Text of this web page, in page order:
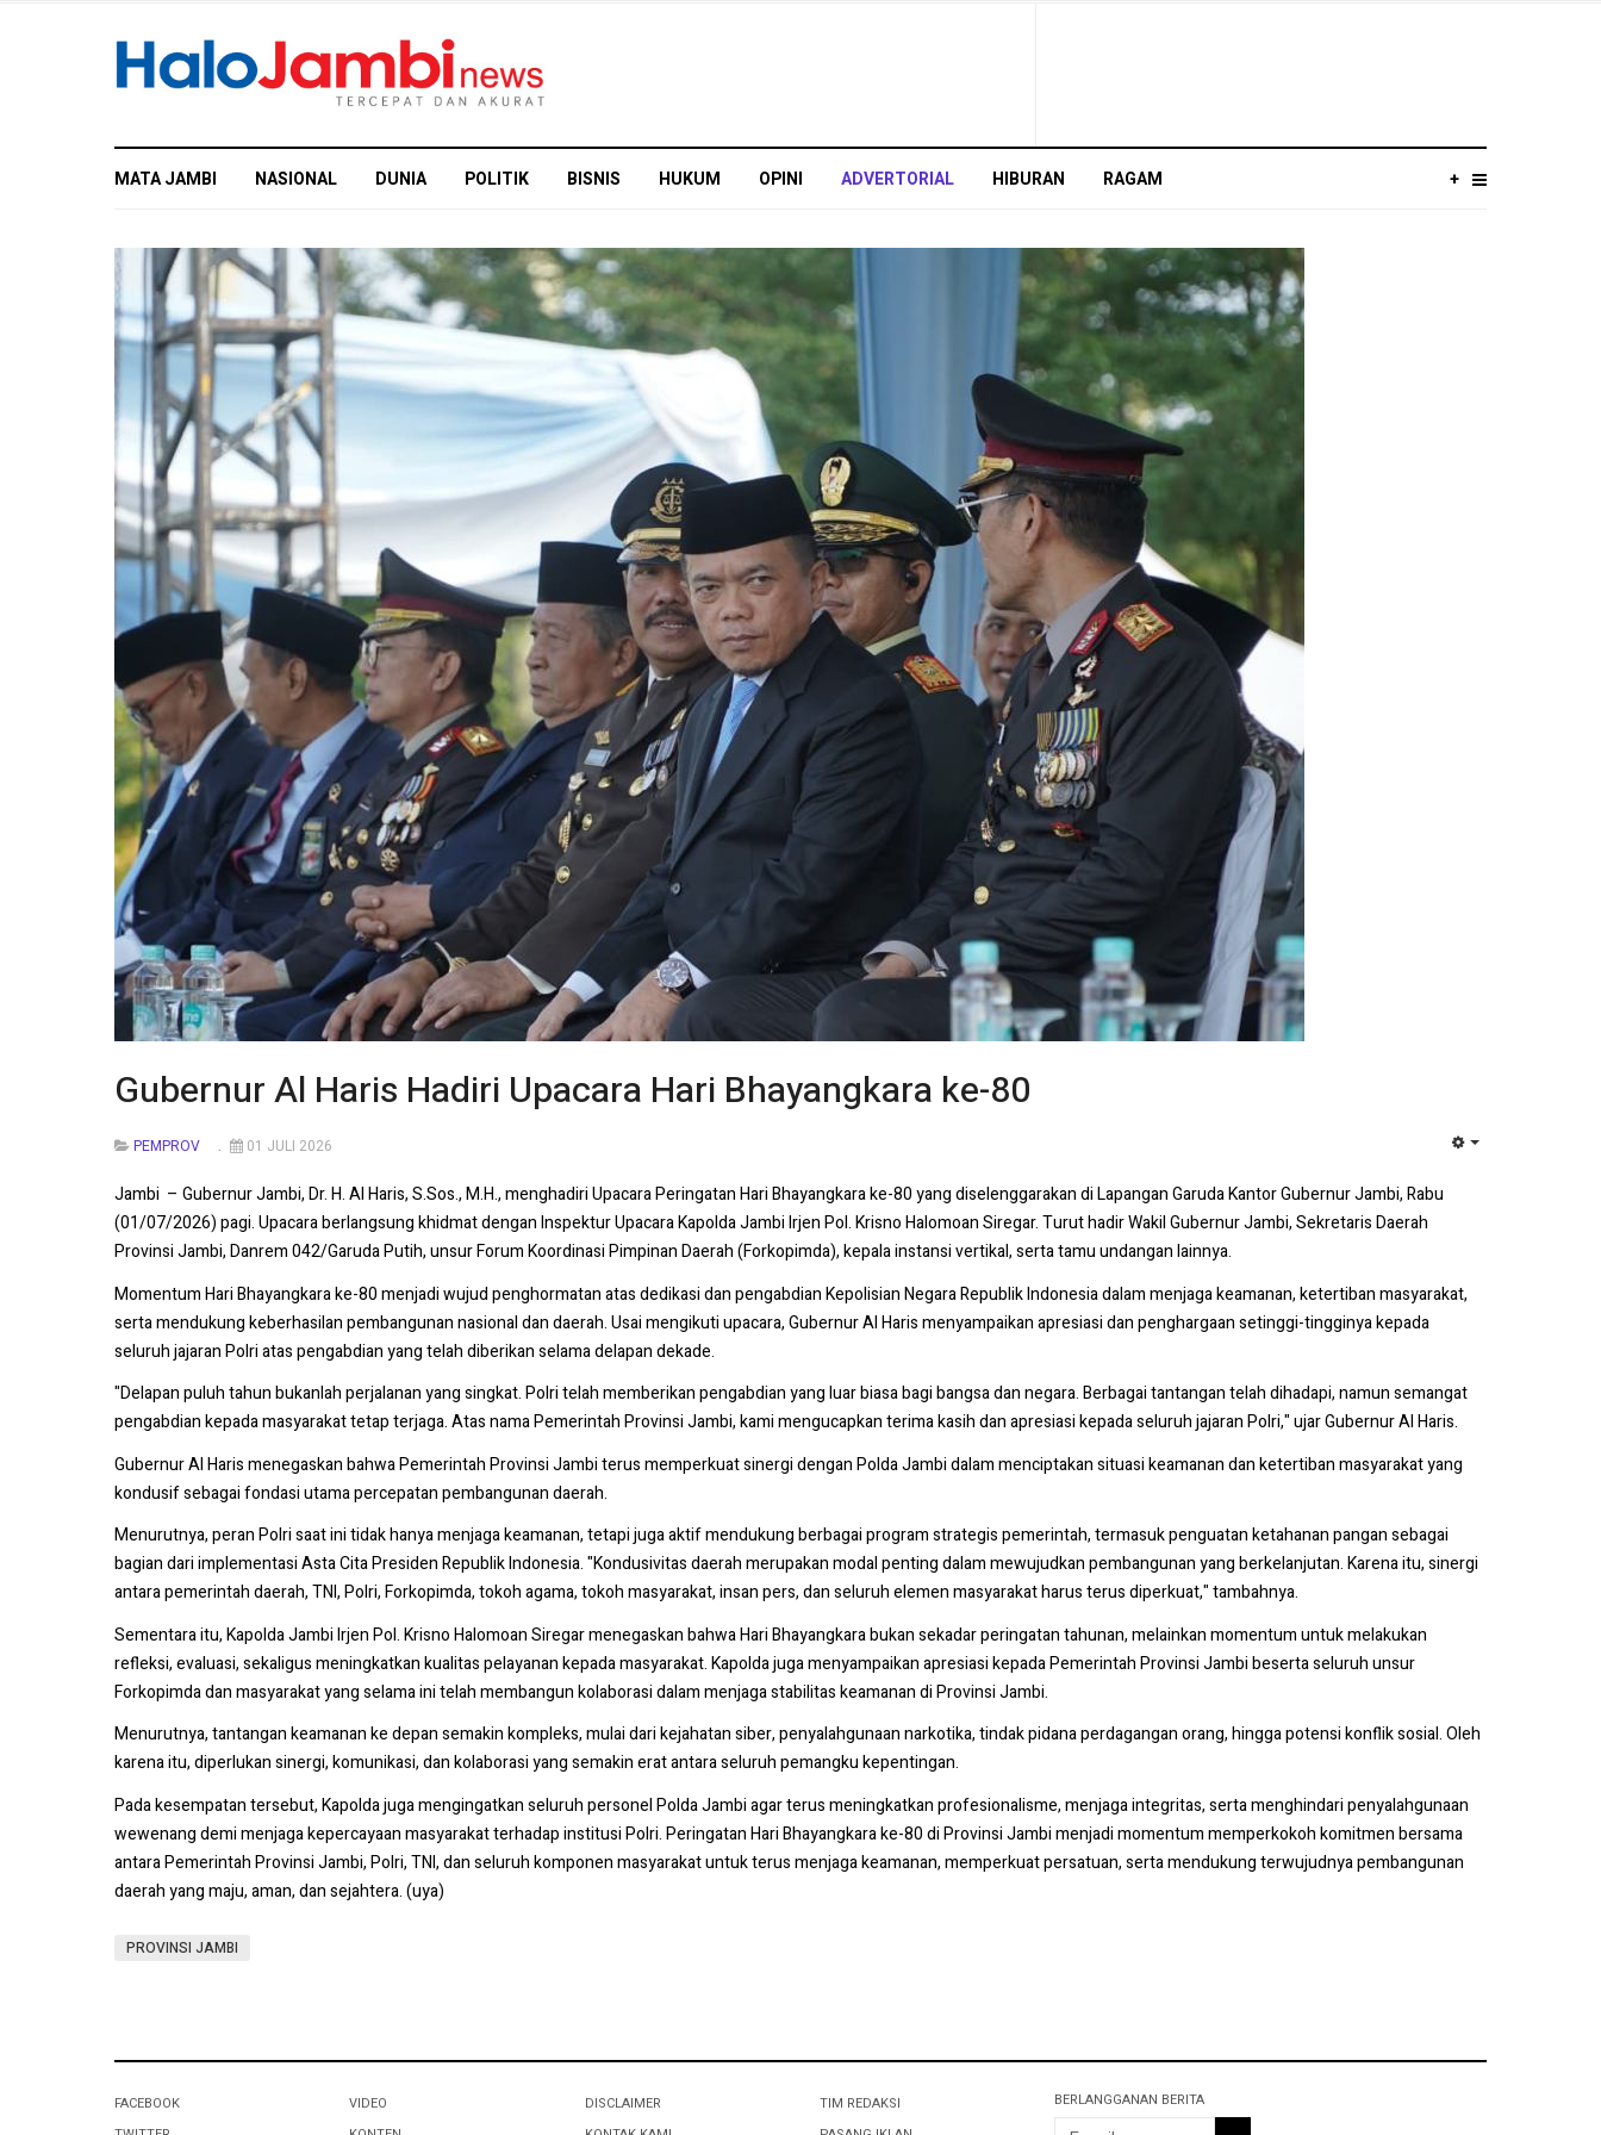
MATA JAMBI NASIONAL DUNIA POLITIK BISNIS HUKUM OPINI ADVERTORIAL HIBURAN RAGAM +
Gubernur Al Haris Hadiri Upacara Hari Bhayangkara ke-80
PEMPROV 01 JULI 2026
Jambi – Gubernur Jambi, Dr. H. Al Haris, S.Sos., M.H., menghadiri Upacara Peringatan Hari Bhayangkara ke-80 yang diselenggarakan di Lapangan Garuda Kantor Gubernur Jambi, Rabu
(01/07/2026) pagi. Upacara berlangsung khidmat dengan Inspektur Upacara Kapolda Jambi Irjen Pol. Krisno Halomoan Siregar. Turut hadir Wakil Gubernur Jambi, Sekretaris Daerah
Provinsi Jambi, Danrem 042/Garuda Putih, unsur Forum Koordinasi Pimpinan Daerah (Forkopimda), kepala instansi vertikal, serta tamu undangan lainnya.
Momentum Hari Bhayangkara ke-80 menjadi wujud penghormatan atas dedikasi dan pengabdian Kepolisian Negara Republik Indonesia dalam menjaga keamanan, ketertiban masyarakat,
serta mendukung keberhasilan pembangunan nasional dan daerah. Usai mengikuti upacara, Gubernur Al Haris menyampaikan apresiasi dan penghargaan setinggi-tingginya kepada
seluruh jajaran Polri atas pengabdian yang telah diberikan selama delapan dekade.
"Delapan puluh tahun bukanlah perjalanan yang singkat. Polri telah memberikan pengabdian yang luar biasa bagi bangsa dan negara. Berbagai tantangan telah dihadapi, namun semangat
pengabdian kepada masyarakat tetap terjaga. Atas nama Pemerintah Provinsi Jambi, kami mengucapkan terima kasih dan apresiasi kepada seluruh jajaran Polri," ujar Gubernur Al Haris.
Gubernur Al Haris menegaskan bahwa Pemerintah Provinsi Jambi terus memperkuat sinergi dengan Polda Jambi dalam menciptakan situasi keamanan dan ketertiban masyarakat yang
kondusif sebagai fondasi utama percepatan pembangunan daerah.
Menurutnya, peran Polri saat ini tidak hanya menjaga keamanan, tetapi juga aktif mendukung berbagai program strategis pemerintah, termasuk penguatan ketahanan pangan sebagai
bagian dari implementasi Asta Cita Presiden Republik Indonesia. "Kondusivitas daerah merupakan modal penting dalam mewujudkan pembangunan yang berkelanjutan. Karena itu, sinergi
antara pemerintah daerah, TNI, Polri, Forkopimda, tokoh agama, tokoh masyarakat, insan pers, dan seluruh elemen masyarakat harus terus diperkuat," tambahnya.
Sementara itu, Kapolda Jambi Irjen Pol. Krisno Halomoan Siregar menegaskan bahwa Hari Bhayangkara bukan sekadar peringatan tahunan, melainkan momentum untuk melakukan
refleksi, evaluasi, sekaligus meningkatkan kualitas pelayanan kepada masyarakat. Kapolda juga menyampaikan apresiasi kepada Pemerintah Provinsi Jambi beserta seluruh unsur
Forkopimda dan masyarakat yang selama ini telah membangun kolaborasi dalam menjaga stabilitas keamanan di Provinsi Jambi.
Menurutnya, tantangan keamanan ke depan semakin kompleks, mulai dari kejahatan siber, penyalahgunaan narkotika, tindak pidana perdagangan orang, hingga potensi konflik sosial. Oleh
karena itu, diperlukan sinergi, komunikasi, dan kolaborasi yang semakin erat antara seluruh pemangku kepentingan.
Pada kesempatan tersebut, Kapolda juga mengingatkan seluruh personel Polda Jambi agar terus meningkatkan profesionalisme, menjaga integritas, serta menghindari penyalahgunaan
wewenang demi menjaga kepercayaan masyarakat terhadap institusi Polri. Peringatan Hari Bhayangkara ke-80 di Provinsi Jambi menjadi momentum memperkokoh komitmen bersama
antara Pemerintah Provinsi Jambi, Polri, TNI, dan seluruh komponen masyarakat untuk terus menjaga keamanan, memperkuat persatuan, serta mendukung terwujudnya pembangunan
daerah yang maju, aman, dan sejahtera. (uya)
PROVINSI JAMBI
FACEBOOK
VIDEO
DISCLAIMER
TIM REDAKSI
BERLANGGANAN BERITA